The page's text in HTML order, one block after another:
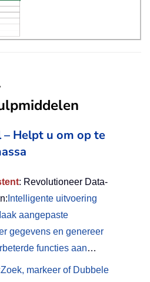
Helpt u om op te
: Revolutioneer Data-
Intelligente uitvoering
aangepaste
gegevens en genereer
functies aan…
Zoek, markeer of Dubbele